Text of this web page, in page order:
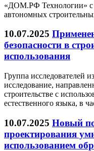
«ДОМ.РФ Технологии» с
автономных
10.07.2025
безопасности в
использования
Группа исследователей
исследование,
строительстве с
естественного языка, в
10.07.2025 Новый
проектирования
использованием